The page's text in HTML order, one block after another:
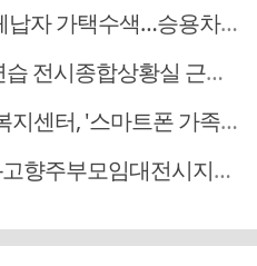
택수색…승용차 압류·공매 착수
종합상황실 근무자 사전교육
, '스마트폰 가족치유캠프' 운영
시지회, 이심점심 중식지원 봉사활동